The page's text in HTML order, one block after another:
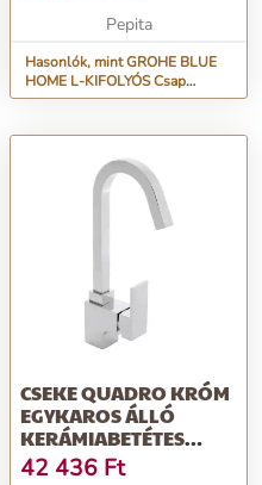
Pepita
Hasonlók, mint GROHE BLUE
HOME L-KIFOLYÓS Csap
(31454001)
CSEKE QUADRO KRÓM
EGYKAROS ÁLLÓ
KERÁMIABETÉTES
MOSOGATÓ CSAPTELEP
42 436 Ft